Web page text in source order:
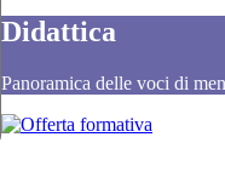
Didattica
Panoramica delle voci di